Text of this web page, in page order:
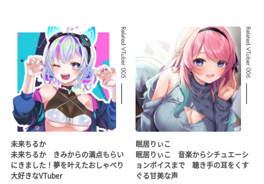
Related VTuber 005
未来ちるか
未来ちるか きみからの満点もらい
にきました！夢を叶えたおしゃべり
大好きなVTuber
Related VTuber 006
眠居りぃこ
眠居りぃこ 音楽からシチュエーシ
ョンボイスまで 聴き手の耳をくす
ぐる甘美な声